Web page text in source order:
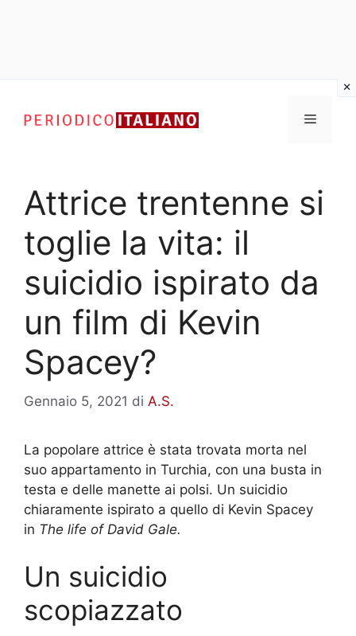
contenuto
Menu
Attrice trentenne si
toglie la vita: il
suicidio ispirato da
un film di Kevin
Spacey?
Gennaio 5, 2021 di A.S.
La popolare attrice è stata trovata morta nel
suo appartamento in Turchia, con una busta in
testa e delle manette ai polsi. Un suicidio
chiaramente ispirato a quello di Kevin Spacey
in The life of David Gale.
Un suicidio
scopiazzato